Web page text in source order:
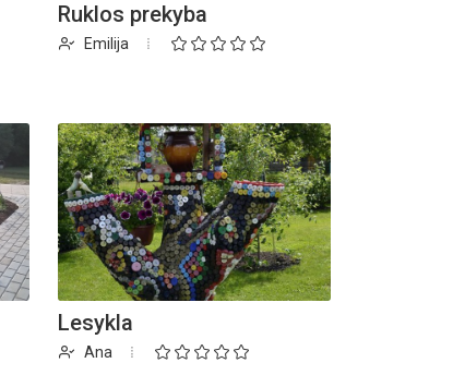
Ruklos prekyba
Emilija
Lesykla
Ana